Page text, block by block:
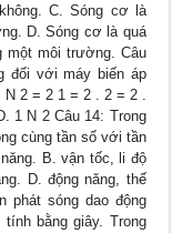
C. Sóng cơ là
D. Sóng cơ là quá
một môi trường. Câu
đối với máy biến áp
N 2 = 2 1 = 2 . 2 = 2 .
1 N 2 Câu 14: Trong
cùng tần số với tần
B. vận tốc, li độ
D. động năng, thế
phát sóng dao động
bằng giây. Trong